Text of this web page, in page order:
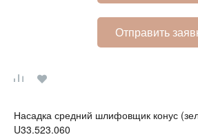
Отправить
Насадка средний шлифовщик конус
U33.523.060